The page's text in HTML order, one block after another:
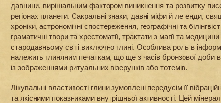
давнини, вирішальним фактором виникнення та розвитку
регіонах планети. Сакральні знаки, давні міфи й легенди,
хроніки, астрономічні спостереження, географічні та
граматичні твори та хрестоматії, трактати з магії та
стародавньому світі виключно глині. Особлива роль в
належить глиняним печаткам, що ще з часів бронзової доби
із зображеннями ритуальних візерунків або тотемів.
Лікувальні властивості глини зумовлені передусім її
та якісними показниками внутрішньої активності. Цей